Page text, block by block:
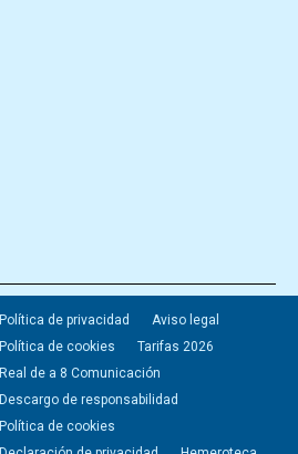
Política de privacidad
Aviso legal
Política de cookies
Tarifas 2026
Real de a 8 Comunicación
Descargo de responsabilidad
Política de cookies